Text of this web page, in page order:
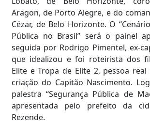
Aragon, de Porto Alegre, e do
Cézar, de Belo Horizonte. O
Pública no Brasil” será o painel
seguida por Rodrigo Pimentel, ex-
que idealizou e foi roteirista dos
Elite e Tropa de Elite 2, pessoa
criação do Capitão Nascimento.
palestra “Segurança Pública de
apresentada pelo prefeito da
Rezende.